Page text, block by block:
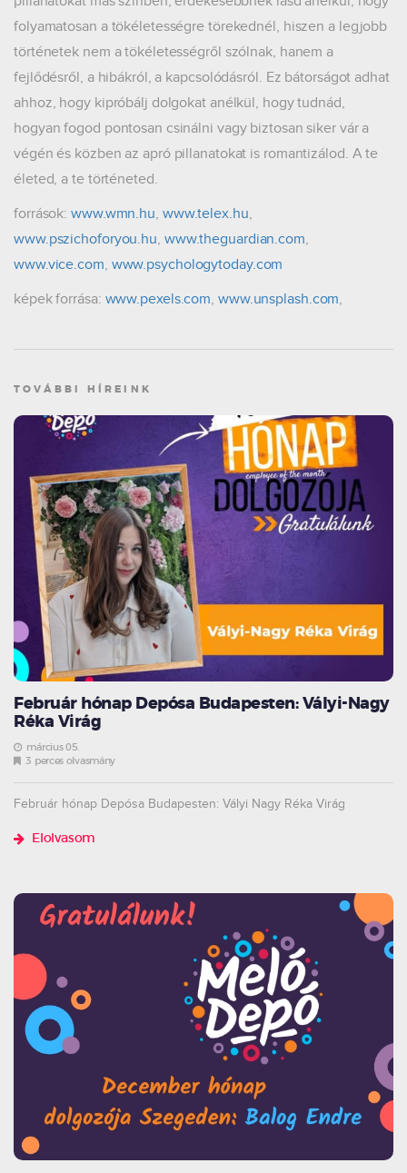
folyamatosan a tökéletességre törekednél, hiszen a legjobb
történetek nem a tökéletességről szólnak, hanem a
fejlődésről, a hibákról, a kapcsolódásról. Ez bátorságot adhat
ahhoz, hogy kipróbálj dolgokat anélkül, hogy tudnád,
hogyan fogod pontosan csinálni vagy biztosan siker vár a
végén és közben az apró pillanatokat is romantizálod. A te
életed, a te történeted.
források: www.wmn.hu, www.telex.hu,
www.pszichoforyou.hu, www.theguardian.com,
www.vice.com, www.psychologytoday.com
képek forrása: www.pexels.com, www.unsplash.com,
TOVÁBBI HÍREINK
Február hónap Depósa Budapesten: Vályi-Nagy
Réka Virág
március 05.
3 perces olvasmány
Február hónap Depósa Budapesten: Vályi Nagy Réka Virág
Elolvasom